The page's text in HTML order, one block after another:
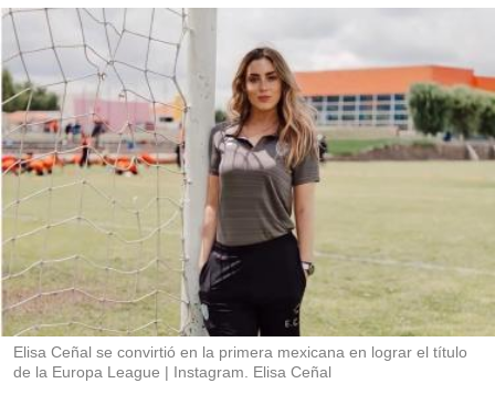
i
n
e
s
d
e
c
o
p
r
t
i
r
r
d
a
r
Elisa Ceñal se convirtió en la primera mexicana en lograr el título
de la Europa League
Instagram. Elisa Ceñal